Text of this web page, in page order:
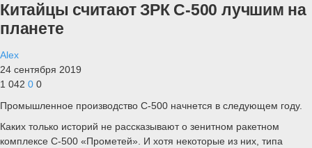
Китайцы считают ЗРК С-500 лучшим на
планете
Alex
24 сентября 2019
1 042 0 0
Промышленное производство С-500 начнется в следующем году.
Каких только историй не рассказывают о зенитном ракетном
комплексе С-500 «Прометей». И хотя некоторые из них, типа